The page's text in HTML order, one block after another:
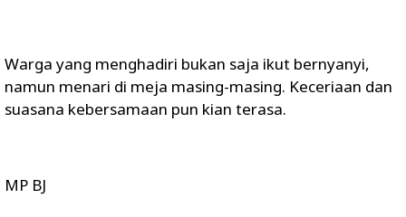
Warga yang menghadiri bukan saja ikut bernyanyi,
namun menari di meja masing-masing. Keceriaan dan
suasana kebersamaan pun kian terasa.
MP BJ